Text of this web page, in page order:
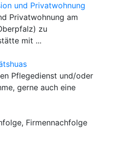
und Privatwohnung
Privatwohnung am
zu
mit ...
Pflegedienst und/oder
gerne auch eine
Firmennachfolge